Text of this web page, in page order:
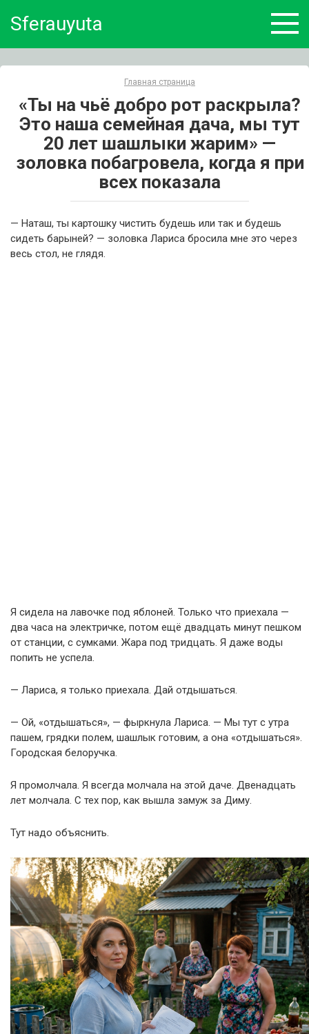
Sferauyuta
Главная страница
«Ты на чьё добро рот раскрыла?
Это наша семейная дача, мы тут
20 лет шашлыки жарим» —
золовка побагровела, когда я при
всех показала
— Наташ, ты картошку чистить будешь или так и будешь
сидеть барыней? — золовка Лариса бросила мне это через
весь стол, не глядя.
Я сидела на лавочке под яблоней. Только что приехала —
два часа на электричке, потом ещё двадцать минут пешком
от станции, с сумками. Жара под тридцать. Я даже воды
попить не успела.
— Лариса, я только приехала. Дай отдышаться.
— Ой, «отдышаться», — фыркнула Лариса. — Мы тут с утра
пашем, грядки полем, шашлык готовим, а она «отдышаться».
Городская белоручка.
Я промолчала. Я всегда молчала на этой даче. Двенадцать
лет молчала. С тех пор, как вышла замуж за Диму.
Тут надо объяснить.